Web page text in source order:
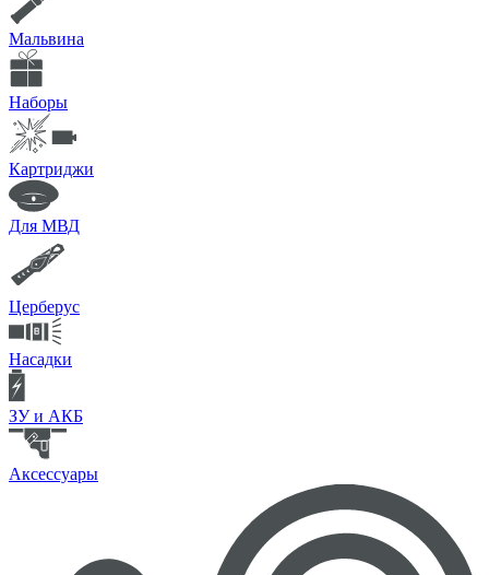
Мальвина
Наборы
Картриджи
Для МВД
Церберус
Насадки
ЗУ и АКБ
Аксессуары